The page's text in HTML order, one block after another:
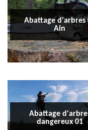
Abattage d'arbres
Ain
Abattage
dangereux 01